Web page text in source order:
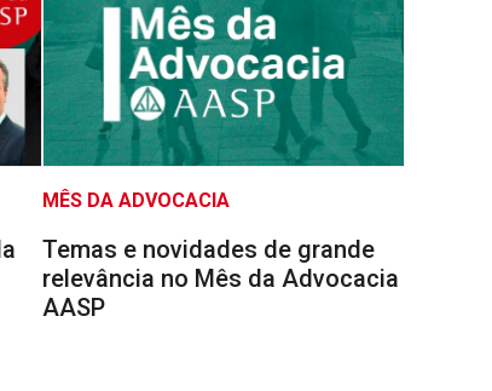
MÊS DA ADVOCACIA
Temas e novidades de grande
relevância no Mês da Advocacia
AASP